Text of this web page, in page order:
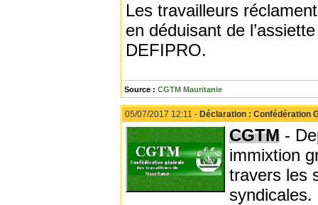
Les travailleurs
en déduisant de
DEFIPRO.
Source : CGTM Mauritanie
05/07/2017 12:11 - Déclaration : Confédération
CGTM -
immixtion
travers les
syndicales.